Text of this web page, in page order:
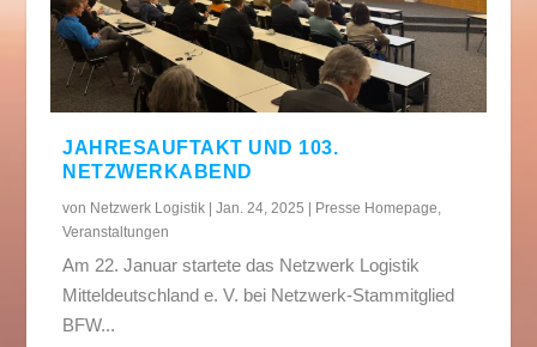
JAHRESAUFTAKT UND 103.
NETZWERKABEND
von Netzwerk Logistik |Jan. 24, 2025 Presse Homepage,
Veranstaltungen
Am 22. Januar startete das Netzwerk Logistik
Mitteldeutschland e. V. bei Netzwerk-Stammitglied
BFW...